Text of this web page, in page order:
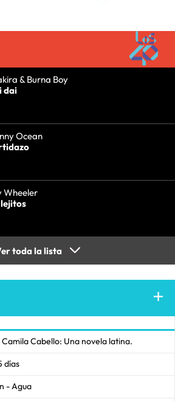
& Burna Boy
dai
Ocean
Wheeler
lejitos
toda la lista
Cabello: Una novela latina.
días
- Agua